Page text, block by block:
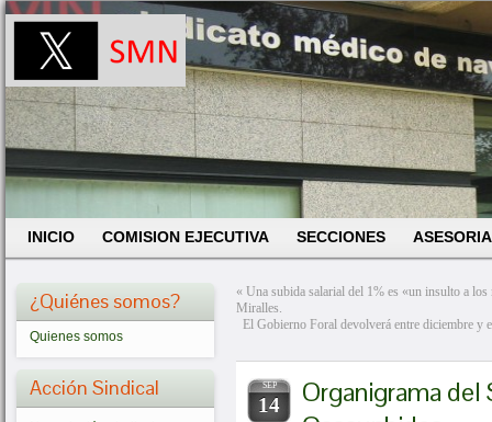
INICIO COMISION EJECUTIVA SECCIONES
¿Quiénes somos?
Quienes somos
Acción Sindical
« Una subida salarial del 1% es «un insulto a
Miralles.
El Gobierno Foral devolverá entre diciembre y
SEP
14
Organigrama del